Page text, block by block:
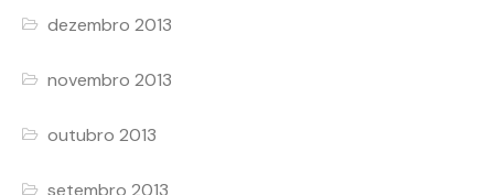
dezembro 2013
novembro 2013
outubro 2013